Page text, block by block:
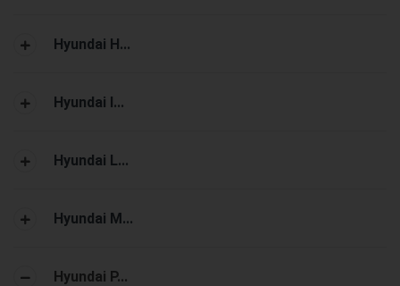
Hyundai H...
Hyundai I...
Hyundai L...
Hyundai M...
Hyundai P...